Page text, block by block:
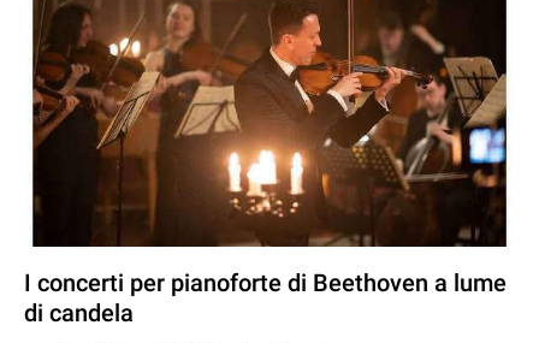
I concerti per pianoforte di Beethoven a lume
di candela